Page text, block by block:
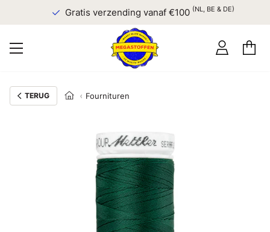
Gratis verzending vanaf €100 (NL, BE & DE)
TERUG Fournituren